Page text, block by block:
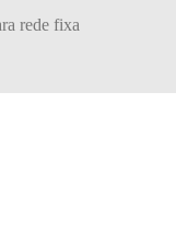
rede fixa